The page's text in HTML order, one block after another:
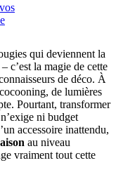
qui deviennent la
c’est la magie de cette
de déco. À
de lumières
Pourtant, transformer
ni budget
accessoire inattendu,
au niveau
vraiment tout cette